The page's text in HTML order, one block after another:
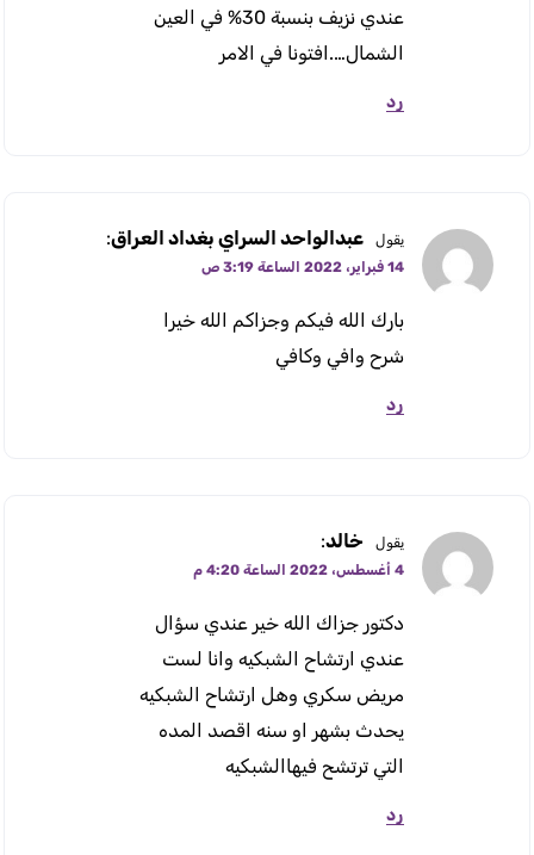
عندي نزيف بنسبة 30% في العين
الشمال….افتونا في الامر
رد
يقول عبدالواحد السراي بغداد العراق:
14 فبراير، 2022 الساعة 3:19 ص
بارك الله فيكم وجزاكم الله خيرا
شرح وافي وكافي
رد
يقول خالد:
4 أغسطس، 2022 الساعة 4:20 م
دكتور جزاك الله خير عندي سؤال
عندي ارتشاح الشبكيه وانا لست
مريض سكري وهل ارتشاح الشبكيه
يحدث بشهر او سنه اقصد المده
التي ترتشح فيهاالشبكيه
رد